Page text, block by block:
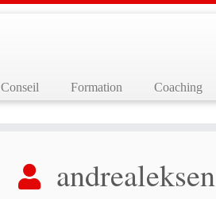
Conseil Formation Coaching
andrealeksen